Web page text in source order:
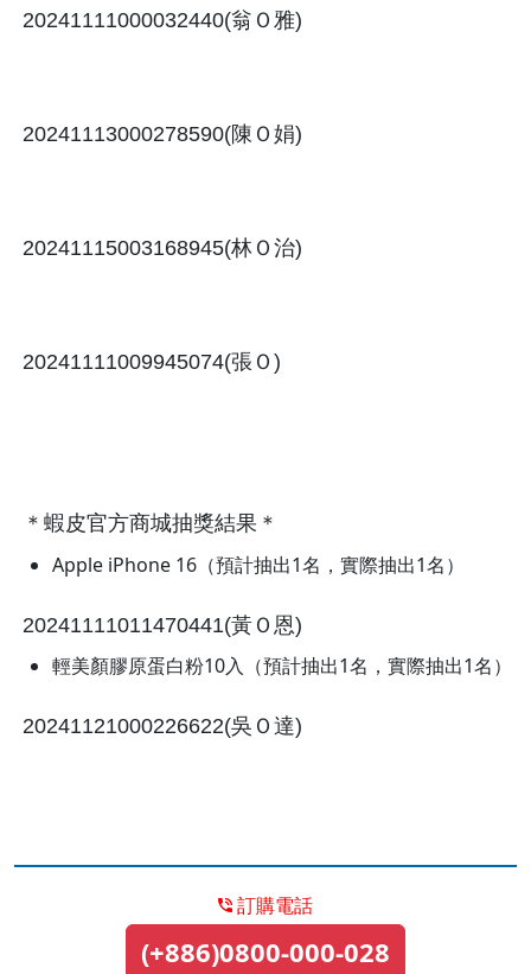
＊蝦皮官方商城抽獎結果＊
Apple iPhone 16（預計抽出1名，實際抽出1名）
20241111011470441(黃Ｏ恩)
輕美顏膠原蛋白粉10入（預計抽出1名，實際抽出1名）
20241121000226622(吳Ｏ達)
訂購電話
(+886)0800-000-028